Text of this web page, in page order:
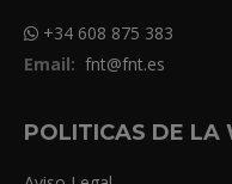
+34 608 875 383
Email: fnt@fnt.es
POLITICAS DE LA